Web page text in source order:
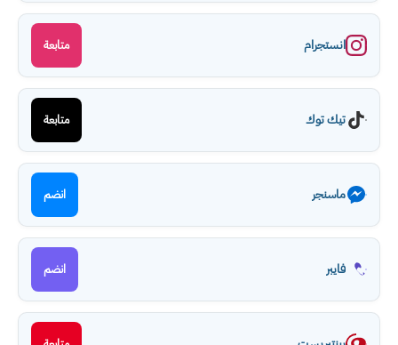
انستجرام متابعة
تيك توك متابعة
ماسنجر انضم
فايبر انضم